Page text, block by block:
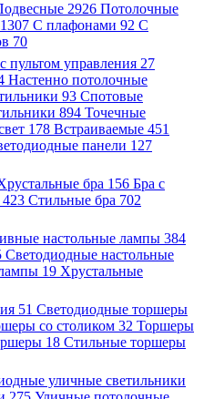
2926 Потолочные
1307 С плафонами 92 С
70
пультом управления 27
Настенно потолочные
93 Спотовые
894 Точечные
178 Встраиваемые 451
панели 127
бра 156 Бра с
423 Стильные бра 702
настольные лампы 384
Светодиодные настольные
19 Хрустальные
51 Светодиодные торшеры
со столиком 32 Торшеры
18 Стильные торшеры
уличные светильники